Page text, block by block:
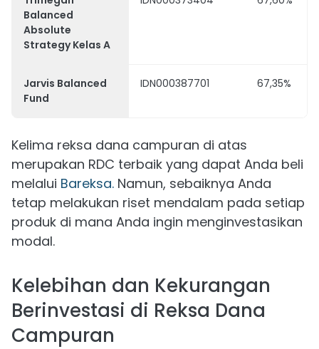
Balanced
Absolute
Strategy Kelas A
Jarvis Balanced
Fund
IDN000387701 67,35%
Kelima reksa dana campuran di atas
merupakan RDC terbaik yang dapat Anda beli
melalui Bareksa. Namun, sebaiknya Anda
tetap melakukan riset mendalam pada setiap
produk di mana Anda ingin menginvestasikan
modal.
Kelebihan dan Kekurangan
Berinvestasi di Reksa Dana
Campuran